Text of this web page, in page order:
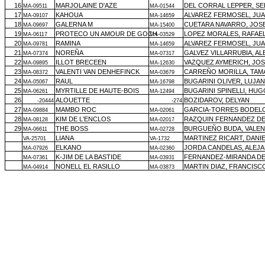
16 MA-09511 MARJOLAINE D'AZE MA-01544
DEL CORRAL LEPPER,
17 MA-09107 KAHOUA MA-14659
ALVAREZ FERMOSEL,
18 MA-09697 GALERNA M MA-15400
CUETARA NAVARRO,
19 MA-06117 PROTECO UN AMOUR DE GOCHMA-03529
LOPEZ MORALES,
20 MA-09781 RAMINA MA-14659
ALVAREZ FERMOSEL,
21 MA-07374 NOREÑA MA-07317
GALVEZ VILLARRUBIA,
22 MA-09895 ILLOT BRECEEN MA-12630
VAZQUEZ AYMERICH,
23 MA-08372 VALENTI VAN DENHEFINCK MA-03679
CARREÑO MORILLA,
24 MA-05067 RAUL MA-16798
BUGARINI OLIVER, LUJAN
25 MA-06261 MYRTILLE DE HAUTE-BOIS MA-12494
BUGARINI SPINELLI,
26
-20444 ALOUETTE -274 BOZIDAROV, DELYAN
27 MA-09884 MAMBO ROC MA-02061
GARCIA-TORRES
28 MA-08128 KIM DE L'ENCLOS MA-02017
RAZQUIN FERNANDEZ
29 MA-06611 THE BOSS MA-02728 BURGUEÑO BUDA,
VA-25701 LIANA VA-1732 MARTINEZ RICART,
MA-07926 ELKANO MA-02360 JORDA CANDELAS,
MA-07361 K-JIM DE LA BASTIDE MA-03931 FERNANDEZ-MIRANDA
MA-04914 NONELL EL RASILLO MA-03873 MARTIN DIAZ,